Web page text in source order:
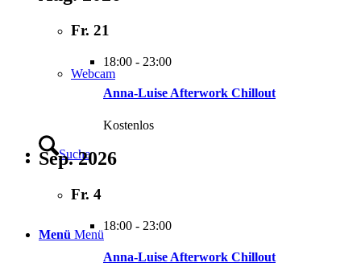
Webcam
Suche
Menü Menü
Fr. 21
18:00 - 23:00
Anna-Luise Afterwork Chillout
Kostenlos
Sep. 2026
Fr. 4
18:00 - 23:00
Anna-Luise Afterwork Chillout